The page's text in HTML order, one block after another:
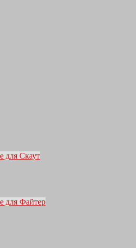
для Скаут
для Файтер